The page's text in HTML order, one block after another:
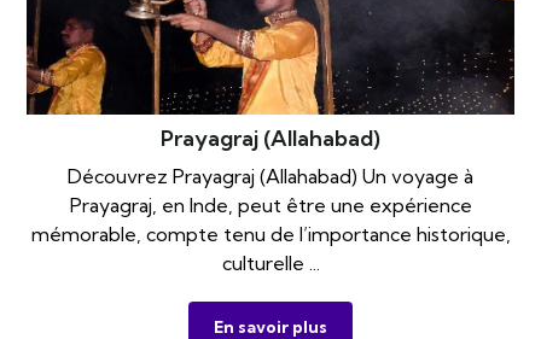
Prayagraj (Allahabad)
Découvrez Prayagraj (Allahabad) Un voyage à
Prayagraj, en Inde, peut être une expérience
mémorable, compte tenu de l’importance historique,
culturelle ...
En savoir plus